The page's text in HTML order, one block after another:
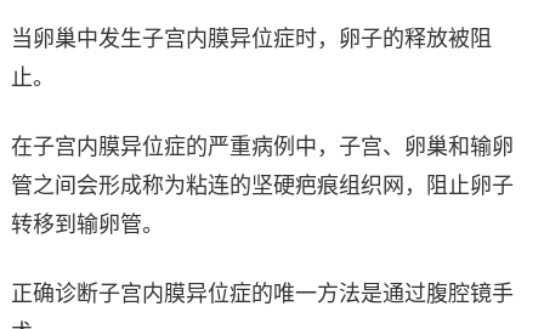
当卵巢中发生子宫内膜异位症时，卵子的释放被阻
止。
在子宫内膜异位症的严重病例中，子宫、卵巢和输卵
管之间会形成称为粘连的坚硬疤痕组织网，阻止卵子
转移到输卵管。
正确诊断子宫内膜异位症的唯一方法是通过腹腔镜手